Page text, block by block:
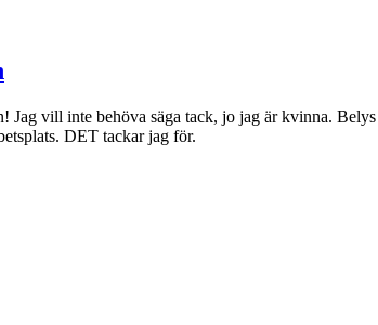
Jag vill inte behöva säga tack, jo jag är kvinna.
DET tackar jag för.